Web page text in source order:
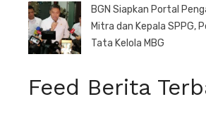
BGN Siapkan Portal
Mitra dan Kepala SPPG,
Tata Kelola MBG
Feed Berita